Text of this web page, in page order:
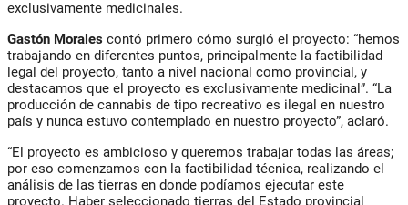
exclusivamente medicinales.
Gastón Morales contó primero cómo surgió el proyecto: “hemos
trabajando en diferentes puntos, principalmente la factibilidad
legal del proyecto, tanto a nivel nacional como provincial, y
destacamos que el proyecto es exclusivamente medicinal”. “La
producción de cannabis de tipo recreativo es ilegal en nuestro
país y nunca estuvo contemplado en nuestro proyecto”, aclaró.
“El proyecto es ambicioso y queremos trabajar todas las áreas;
por eso comenzamos con la factibilidad técnica, realizando el
análisis de las tierras en donde podíamos ejecutar este
proyecto. Haber seleccionado tierras del Estado provincial